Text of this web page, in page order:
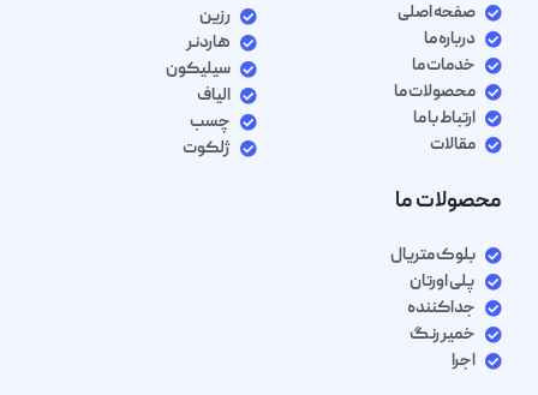
صفحه اصلی
درباره ما
خدمات ما
محصولات ما
ارتباط با ما
مقالات
رزین
هاردنر
سیلیکون
الیاف
چسب
ژلکوت
محصولات ما
بلوک متریال
پلی اورتان
جداکننده
خمیر رنگ
اجرا